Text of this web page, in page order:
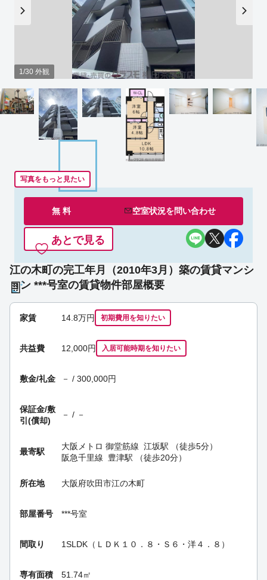
1/30 外観
写真をもっと見たい
無 料 空室状況を問い合わせ
あとで見る
江の木町の完工年月（2010年3月）築の賃貸マンシ
ョン ***号室の賃貸物件部屋概要
家賃 14.8万円 初期費用を知りたい
共益費 12,000円 入居可能時期を知りたい
敷金/礼金 － / 300,000円
保証金/敷
引(償却)
－ / －
最寄駅
大阪メトロ 御堂筋線 江坂駅 （徒歩5分）
阪急千里線
豊津駅 （徒歩20分）
所在地 大阪府吹田市江の木町
部屋番号 ***号室
間取り 1SLDK（ＬＤＫ１０．８・Ｓ６・洋４．８）
専有面積 51.74㎡